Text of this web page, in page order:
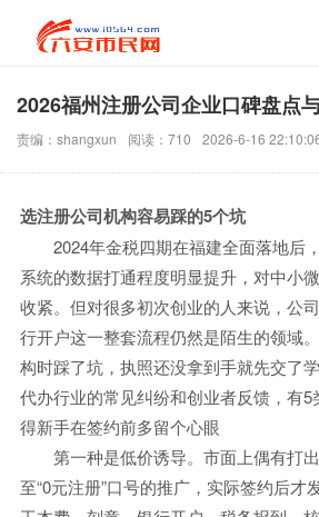
2026福州注册公司企业口碑盘点
责编：shangxun 阅读：710 2026-6-16
选注册公司机构容易踩的5个坑
2024年金税四期在福建全面落地后
系统的数据打通程度明显提升，对中小
收紧。但对很多初次创业的人来说，公
行开户这一整套流程仍然是陌生的领域
构时踩了坑，执照还没拿到手就先交了
代办行业的常见纠纷和创业者反馈，有
得新手在签约前多留个心眼
第一种是低价诱导。市面上偶有打
至“0元注册”口号的推广，实际签约后才